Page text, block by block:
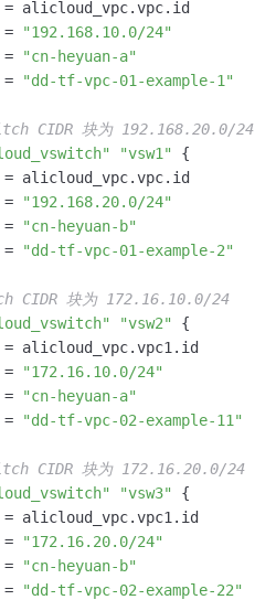
alicloud_vpc.vpc.id
=
"192.168.10.0/24"
=
"cn-heyuan-a"
=
"dd-tf-vpc-01-example-1"
CIDR 块为 192.168.20.0/24
"vsw1"
{
alicloud_vpc.vpc.id
=
"192.168.20.0/24"
=
"cn-heyuan-b"
=
"dd-tf-vpc-01-example-2"
CIDR 块为 172.16.10.0/24
"vsw2"
{
alicloud_vpc.vpc1.id
=
"172.16.10.0/24"
=
"cn-heyuan-a"
=
"dd-tf-vpc-02-example-11"
CIDR 块为 172.16.20.0/24
"vsw3"
{
alicloud_vpc.vpc1.id
=
"172.16.20.0/24"
=
"cn-heyuan-b"
=
"dd-tf-vpc-02-example-22"